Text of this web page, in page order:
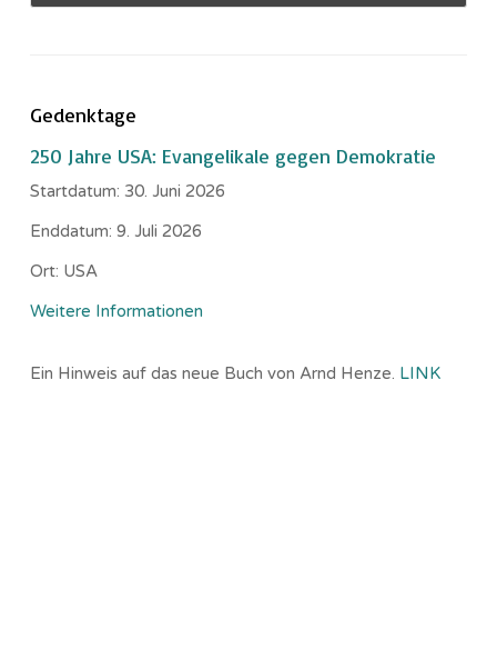
Gedenktage
250 Jahre USA: Evangelikale gegen Demokratie
Startdatum: 30. Juni 2026
Enddatum: 9. Juli 2026
Ort: USA
Weitere Informationen
Ein Hinweis auf das neue Buch von Arnd Henze. LINK